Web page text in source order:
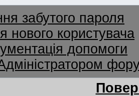
забутого пароля
нового користувача
допомоги